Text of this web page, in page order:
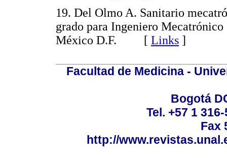
19. Del Olmo A. Sanitario
grado para Ingeniero
México D.F. [ Links ]
Facultad de Medicina -
Bogotá
Tel. +57 1
Fax
http://